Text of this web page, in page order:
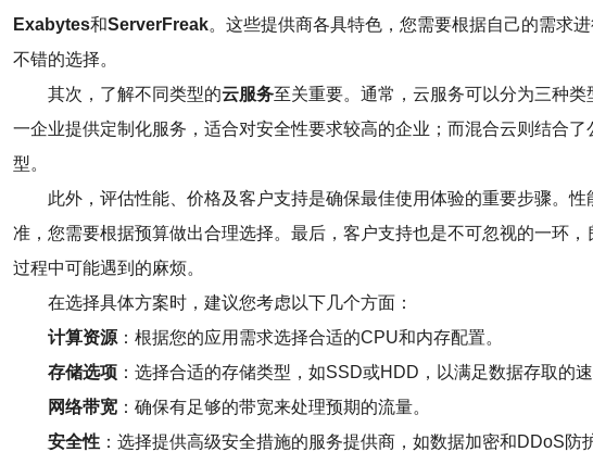
Exabytes和ServerFreak。这些提供商各具特色，您需要根据自己的需求
不错的选择。
其次，了解不同类型的云服务至关重要。通常，云服务可以分为三种
一企业提供定制化服务，适合对安全性要求较高的企业；而混合云则结合
型。
此外，评估性能、价格及客户支持是确保最佳使用体验的重要步骤。性
准，您需要根据预算做出合理选择。最后，客户支持也是不可忽视的一环
过程中可能遇到的麻烦。
在选择具体方案时，建议您考虑以下几个方面：
计算资源 ：根据您的应用需求选择合适的CPU和内存配置。
存储选项 ：选择合适的存储类型，如SSD或HDD，以满足数据存取的速
网络带宽 ：确保有足够的带宽来处理预期的流量。
安全性 ：选择提供高级安全措施的服务提供商，如数据加密和DDoS防